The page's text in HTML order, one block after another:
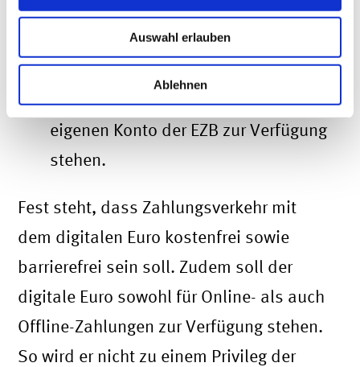
Auswahl erlauben
Ablehnen
übergehen, die diesen dann auf die
Wallets der Kund:innen
gutschreiben, oder
den Verbraucher:innen auf einem
eigenen Konto der EZB zur Verfügung
stehen.
Fest steht, dass Zahlungsverkehr mit
dem digitalen Euro kostenfrei sowie
barrierefrei sein soll. Zudem soll der
digitale Euro sowohl für Online- als auch
Offline-Zahlungen zur Verfügung stehen.
So wird er nicht zu einem Privileg der